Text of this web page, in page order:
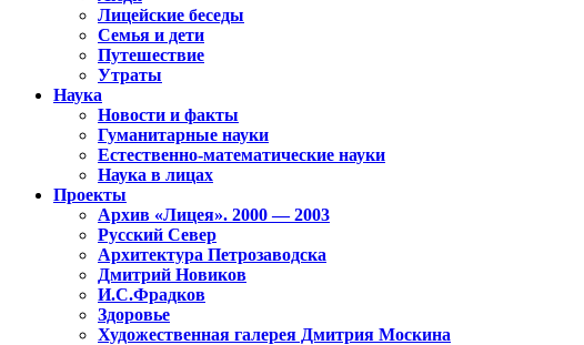
Лицейские беседы
Семья и дети
Путешествие
Утраты
Наука
Новости и факты
Гуманитарные науки
Естественно-математические науки
Наука в лицах
Проекты
Архив «Лицея». 2000 — 2003
Русский Север
Архитектура Петрозаводска
Дмитрий Новиков
И.С.Фрадков
Здоровье
Художественная галерея Дмитрия Москина